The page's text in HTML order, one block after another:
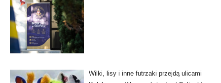
Wilki, lisy i inne futrzaki przejdą ulicami